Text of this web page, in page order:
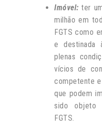
Imóvel: ter
milhão em
FGTS como
e destinada
plenas
vícios de
competente
que podem
sido objeto
FGTS.